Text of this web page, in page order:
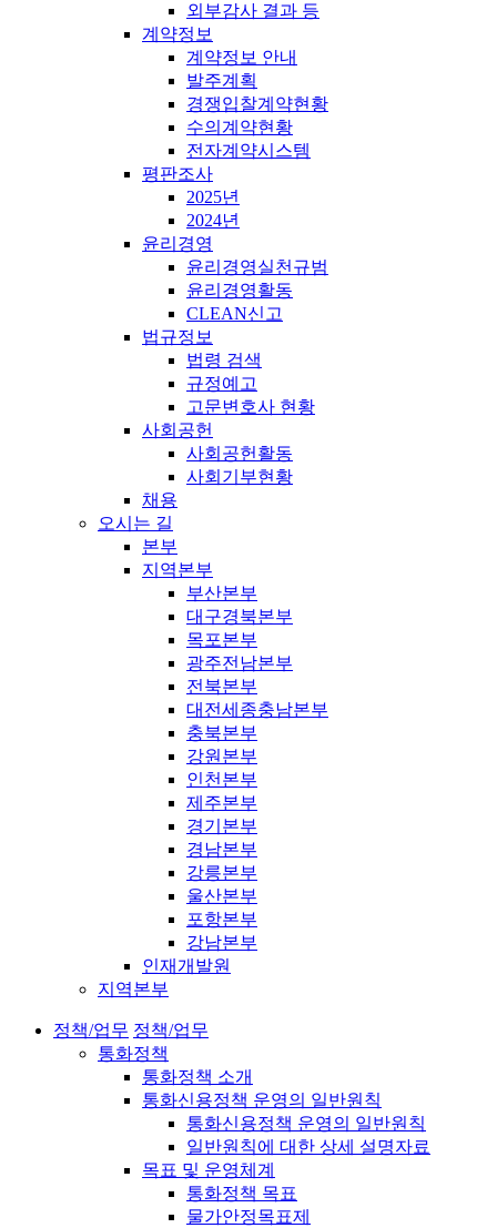
외부감사 결과 등
계약정보
계약정보 안내
발주계획
경쟁입찰계약현황
수의계약현황
전자계약시스템
평판조사
2025년
2024년
윤리경영
윤리경영실천규범
윤리경영활동
CLEAN신고
법규정보
법령 검색
규정예고
고문변호사 현황
사회공헌
사회공헌활동
사회기부현황
채용
오시는 길
본부
지역본부
부산본부
대구경북본부
목포본부
광주전남본부
전북본부
대전세종충남본부
충북본부
강원본부
인천본부
제주본부
경기본부
경남본부
강릉본부
울산본부
포항본부
강남본부
인재개발원
지역본부
정책/업무 정책/업무
통화정책
통화정책 소개
통화신용정책 운영의 일반원칙
통화신용정책 운영의 일반원칙
일반원칙에 대한 상세 설명자료
목표 및 운영체계
통화정책 목표
물가안정목표제